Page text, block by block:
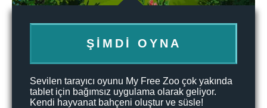
ŞIMDI OYNA
Sevilen tarayıcı oyunu My Free Zoo çok yakında
tablet için bağımsız uygulama olarak geliyor.
Kendi hayvanat bahçeni oluştur ve süsle!